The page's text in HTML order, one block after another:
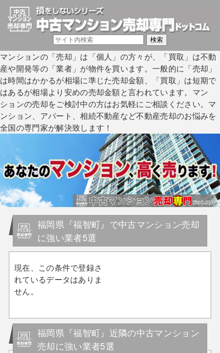
マンションの「売却」は「個人」の方々が、「買取」は不動
産や開発等の「業者」が物件を買います。一般的に「売却」
は時間はかかるが相場に準じた売却金額、「買取」は短期で
はあるが相場より安めの売却金額と言われています。マン
ションの売却をご検討中の方はお気軽にご相談ください。マ
ンション、アパート、相続不動産など不動産売却のお悩みを
全国の専門家が解決致します！
福岡県『福智町』で中古マンション売却
に強い業者5選
現在、この条件で登録さ
れているデータはありま
せん。
福岡県『福智町』近隣の中古マンション
売却に強い業者5選